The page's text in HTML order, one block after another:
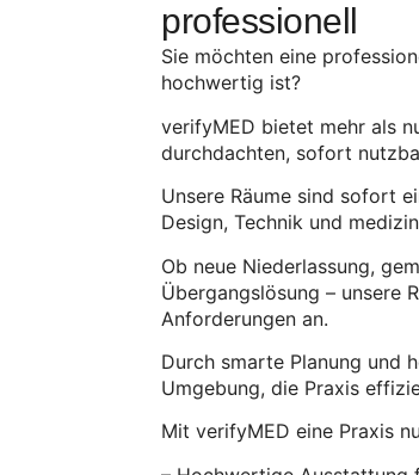
professionell
Sie möchten eine
hochwertig ist?
verifyMED bietet mehr als
durchdachten, sofort
Unsere Räume sind sofort
Design, Technik und
Ob neue Niederlassung,
Übergangslösung – unsere
Anforderungen an.
Durch smarte Planung und
Umgebung, die Praxis
Mit verifyMED eine Praxis